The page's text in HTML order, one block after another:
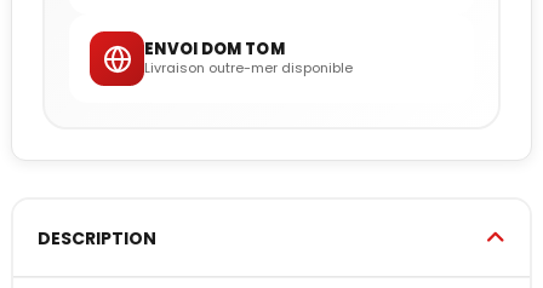
ENVOI DOM TOM
Livraison outre-mer disponible
DESCRIPTION